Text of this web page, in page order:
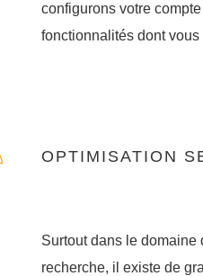
configurons votre
fonctionnalités dont vous
OPTIMISATION
Surtout dans le domaine
recherche, il existe de